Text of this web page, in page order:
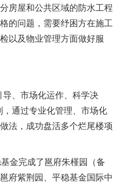
房屋和公共区域的防水工程
的问题，需要纾困方在施工
以及物业管理方面做好服
导、市场化运作、科学决
，通过专业化管理、市场化
法，成功盘活多个烂尾楼项
金完成了邕府朱槿园（备
府紫荆园、平稳基金国际中